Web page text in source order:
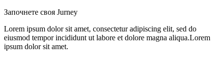
Започнете своя Jurney
Lorem ipsum dolor sit amet, consectetur adipiscing elit, sed do
eiusmod tempor incididunt ut labore et dolore magna aliqua.Lorem
ipsum dolor sit amet.